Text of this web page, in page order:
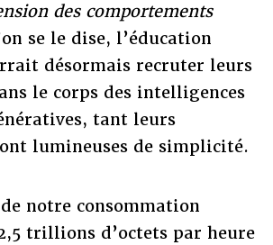
des comportements
se le dise, l’éducation
désormais recruter leurs
le corps des intelligences
tant leurs
lumineuses de simplicité.
notre consommation
trillions d’octets par heure